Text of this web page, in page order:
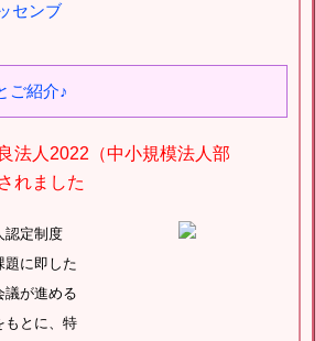
センブ
ご紹介♪
法人2022（中小規模法人部
れました
認定制度
題に即した
議が進める
もとに、特